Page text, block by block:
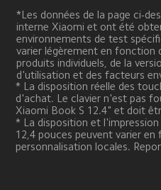
*Les données de la page ci-
interne Xiaomi et ont été
environnements de test
varier légèrement en fonction
produits individuels, de la
d'utilisation et des facteurs
* La disposition réelle des
d'achat. Le clavier n'est pas
Xiaomi Book S 12.4" et doit
* La disposition et l'impression
12,4 pouces peuvent varier
personnalisation locales.